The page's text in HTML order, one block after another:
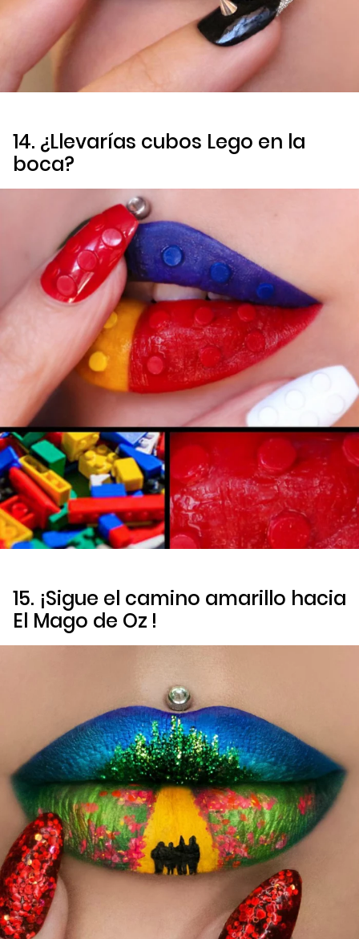
14. ¿Llevarías cubos Lego en la
boca?
15. ¡Sigue el camino amarillo hacia
El Mago de Oz !